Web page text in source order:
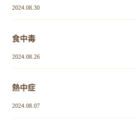
2024.08.30
食中毒
2024.08.26
熱中症
2024.08.07